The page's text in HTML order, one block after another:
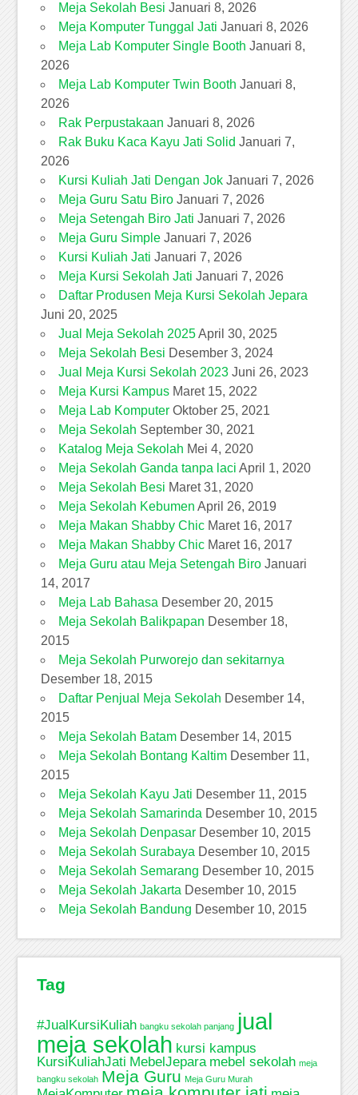
Meja Sekolah Besi Januari 8, 2026
Meja Komputer Tunggal Jati Januari 8, 2026
Meja Lab Komputer Single Booth Januari 8,
2026
Meja Lab Komputer Twin Booth Januari 8,
2026
Rak Perpustakaan Januari 8, 2026
Rak Buku Kaca Kayu Jati Solid Januari 7,
2026
Kursi Kuliah Jati Dengan Jok Januari 7, 2026
Meja Guru Satu Biro Januari 7, 2026
Meja Setengah Biro Jati Januari 7, 2026
Meja Guru Simple Januari 7, 2026
Kursi Kuliah Jati Januari 7, 2026
Meja Kursi Sekolah Jati Januari 7, 2026
Daftar Produsen Meja Kursi Sekolah Jepara
Juni 20, 2025
Jual Meja Sekolah 2025 April 30, 2025
Meja Sekolah Besi Desember 3, 2024
Jual Meja Kursi Sekolah 2023 Juni 26, 2023
Meja Kursi Kampus Maret 15, 2022
Meja Lab Komputer Oktober 25, 2021
Meja Sekolah September 30, 2021
Katalog Meja Sekolah Mei 4, 2020
Meja Sekolah Ganda tanpa laci April 1, 2020
Meja Sekolah Besi Maret 31, 2020
Meja Sekolah Kebumen April 26, 2019
Meja Makan Shabby Chic Maret 16, 2017
Meja Makan Shabby Chic Maret 16, 2017
Meja Guru atau Meja Setengah Biro Januari
14, 2017
Meja Lab Bahasa Desember 20, 2015
Meja Sekolah Balikpapan Desember 18,
2015
Meja Sekolah Purworejo dan sekitarnya
Desember 18, 2015
Daftar Penjual Meja Sekolah Desember 14,
2015
Meja Sekolah Batam Desember 14, 2015
Meja Sekolah Bontang Kaltim Desember 11,
2015
Meja Sekolah Kayu Jati Desember 11, 2015
Meja Sekolah Samarinda Desember 10, 2015
Meja Sekolah Denpasar Desember 10, 2015
Meja Sekolah Surabaya Desember 10, 2015
Meja Sekolah Semarang Desember 10, 2015
Meja Sekolah Jakarta Desember 10, 2015
Meja Sekolah Bandung Desember 10, 2015
Tag
#JualKursiKuliah bangku sekolah panjang jual
meja sekolah kursi kampus
KursiKuliahJati MebelJepara mebel sekolah meja
bangku sekolah Meja Guru Meja Guru Murah